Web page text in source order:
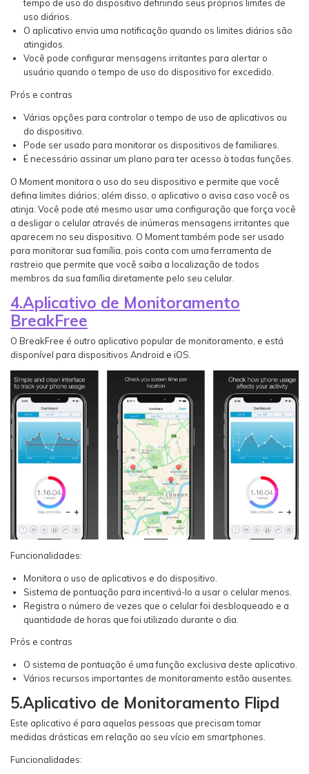
tempo de uso do dispositivo definindo seus próprios limites de
uso diários.
O aplicativo envia uma notificação quando os limites diários são
atingidos.
Você pode configurar mensagens irritantes para alertar o
usuário quando o tempo de uso do dispositivo for excedido.
Prós e contras
Várias opções para controlar o tempo de uso de aplicativos ou
do dispositivo.
Pode ser usado para monitorar os dispositivos de familiares.
É necessário assinar um plano para ter acesso à todas funções.
O Moment monitora o uso do seu dispositivo e permite que você
defina limites diários; além disso, o aplicativo o avisa caso você os
atinja. Você pode até mesmo usar uma configuração que força você
a desligar o celular através de inúmeras mensagens irritantes que
aparecem no seu dispositivo. O Moment também pode ser usado
para monitorar sua família, pois conta com uma ferramenta de
rastreio que permite que você saiba a localização de todos
membros da sua família diretamente pelo seu celular.
4.Aplicativo de Monitoramento
BreakFree
O BreakFree é outro aplicativo popular de monitoramento, e está
disponível para dispositivos Android e iOS.
Funcionalidades:
Monitora o uso de aplicativos e do dispositivo.
Sistema de pontuação para incentivá-lo a usar o celular menos.
Registra o número de vezes que o celular foi desbloqueado e a
quantidade de horas que foi utilizado durante o dia.
Prós e contras
O sistema de pontuação é uma função exclusiva deste aplicativo.
Vários recursos importantes de monitoramento estão ausentes.
5.Aplicativo de Monitoramento Flipd
Este aplicativo é para aquelas pessoas que precisam tomar
medidas drásticas em relação ao seu vício em smartphones.
Funcionalidades: